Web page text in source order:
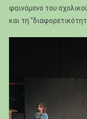
φαινόμενο του
και τη